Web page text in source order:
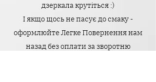
дзеркала крутіться :)
І якщо щось не пасує до смаку -
оформлюйте Легке Повернення нам
назад без оплати за зворотню